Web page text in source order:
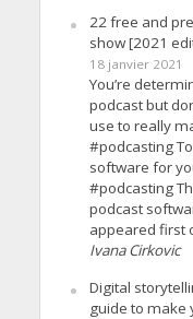
22 free and
show [2021
18 janvier 2021
You’re
podcast but
use to really
#podcasting
software for
#podcasting
podcast
appeared first
Ivana Cirkovic
Digital
guide to make